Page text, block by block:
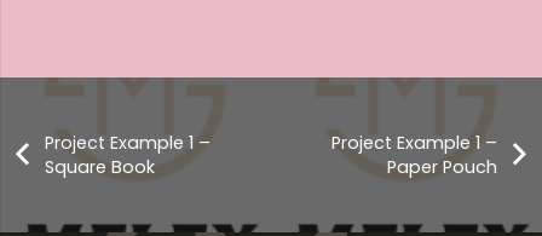
Project Example 1 –
Square Book
Project Example 1 –
Paper Pouch